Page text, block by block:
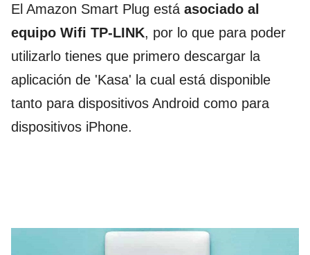
El Amazon Smart Plug está asociado al
equipo Wifi TP-LINK, por lo que para poder
utilizarlo tienes que primero descargar la
aplicación de 'Kasa' la cual está disponible
tanto para dispositivos Android como para
dispositivos iPhone.